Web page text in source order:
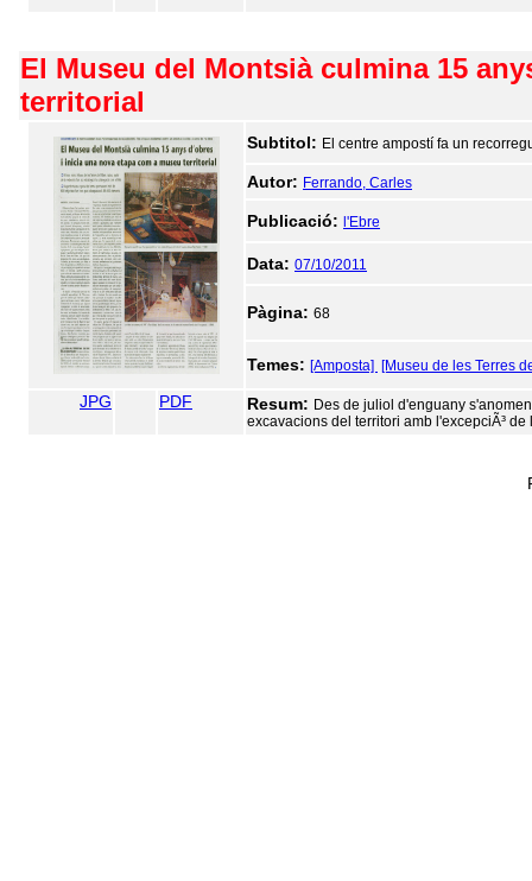
El Museu del Montsià culmina 15
territorial
Subtitol: El centre ampostí fa un
Autor: Ferrando, Carles
Publicació: l'Ebre
Data: 07/10/2011
Pàgina: 68
Temes: [Amposta] [Museu de les Terres
JPG PDF Resum: Des de juliol d'enguany
excavacions del territori amb l'excepciÃ³